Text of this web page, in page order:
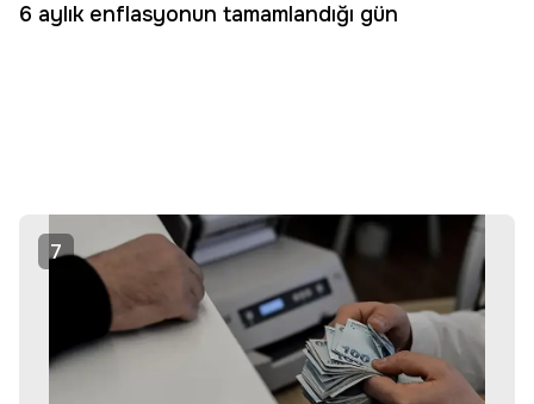
6 aylık enflasyonun tamamlandığı gün
7